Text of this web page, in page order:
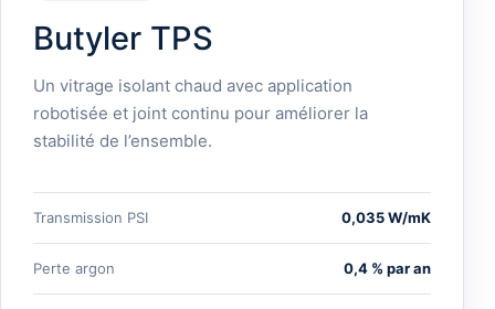
Butyler TPS
Un vitrage isolant chaud avec application
robotisée et joint continu pour améliorer la
stabilité de l’ensemble.
Transmission PSI 0,035 W/mK
Perte argon 0,4 % par an